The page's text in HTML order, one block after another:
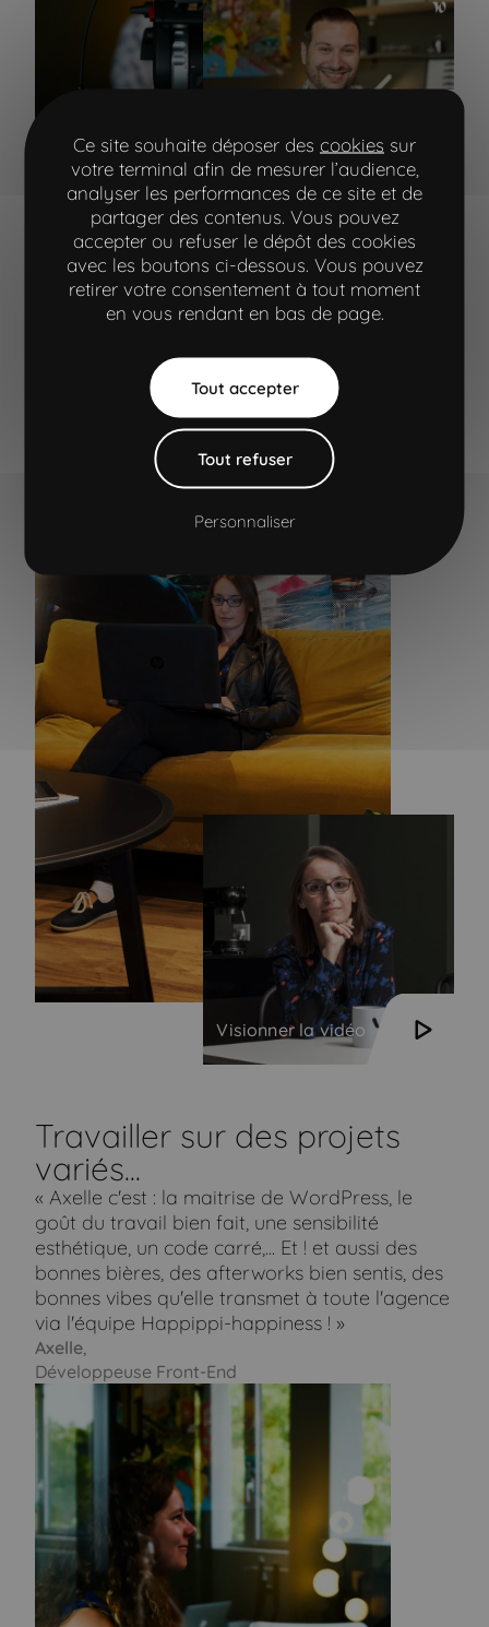
L'agence, un casting 5
étoiles !
« Christelle, alias Cricri... fait partie du "Girl
Power" de l'agence, la meilleure équipe de PO
l'envie de satisfaire ses clients. Et vous savez
quoi ? Ils sont TRES satisfaits ! Et si vous voulez
lui faire plaisir, offrez-lui un bon p'tit verre de
Product Owner Senior
Visionner la vidéo
Travailler sur des projets
variés...
« Axelle c'est : la maitrise de WordPress, le
goût du travail bien fait, une sensibilité
esthétique, un code carré,... Et ! et aussi des
bonnes bières, des afterworks bien sentis, des
bonnes vibes qu'elle transmet à toute l'agence
via l'équipe Happippi-happiness ! »
Axelle,
Développeuse Front-End
Ce site souhaite déposer des cookies sur
votre terminal afin de mesurer l’audience,
analyser les performances de ce site et de
partager des contenus. Vous pouvez
accepter ou refuser le dépôt des cookies
avec les boutons ci-dessous. Vous pouvez
retirer votre consentement à tout moment
en vous rendant en bas de page.
Tout accepter
Tout refuser
Personnaliser